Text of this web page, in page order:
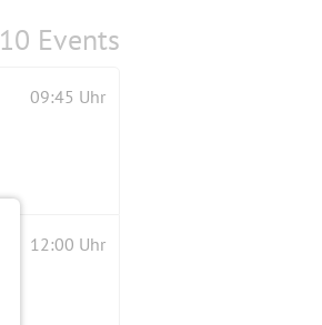
10 Events
09:45 Uhr
12:00 Uhr